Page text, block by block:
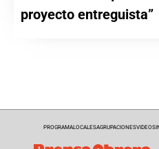
proyecto entreguista”
PROGRAMALOCALESAGRUPACIONESVIDEOS